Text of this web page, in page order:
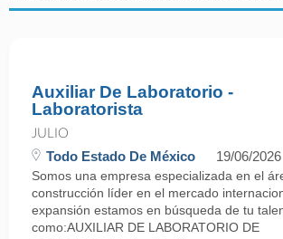
Auxiliar De Laboratorio -
Laboratorista
JULIO
Todo Estado De México 19/06/2026
Somos una empresa especializada en el
construcción líder en el mercado
expansión estamos en búsqueda de tu
como:AUXILIAR DE LABORATORIO DE